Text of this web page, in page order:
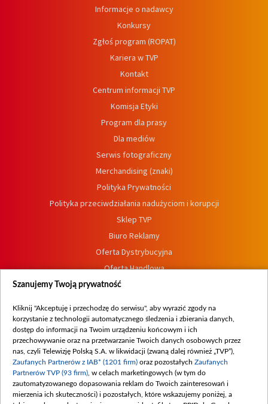
Informacje o nadawcy
Konkursy
Zgłoś program (ROPAT)
Kariera w TVP
Kontakt
Centrum informacji TVP
Komisja Etyki
Program dla prasy
Dla mediów
Serwis fotograficzny
Merchandising (znaki)
Polityka Prywatności
Polityka przeciwdziałania nadużyciom i korupcji
Sklep TVP
Biuro Reklamy
Oferta Dystrybucyjna
Oferta Handlowa
Dostępność
Procedura zgłoszeń wewnętrznych
Szanujemy Twoją prywatność
Kliknij "Akceptuję i przechodzę do serwisu", aby wyrazić zgody na
korzystanie z technologii automatycznego śledzenia i zbierania danych,
dostęp do informacji na Twoim urządzeniu końcowym i ich
przechowywanie oraz na przetwarzanie Twoich danych osobowych przez
nas, czyli Telewizję Polską S.A. w likwidacji (zwaną dalej również „TVP”),
Zaufanych Partnerów z IAB* (1201 firm) oraz pozostałych Zaufanych
Partnerów TVP (93 firm) , w celach marketingowych (w tym do
zautomatyzowanego dopasowania reklam do Twoich zainteresowań i
mierzenia ich skuteczności) i pozostałych, które wskazujemy poniżej, a